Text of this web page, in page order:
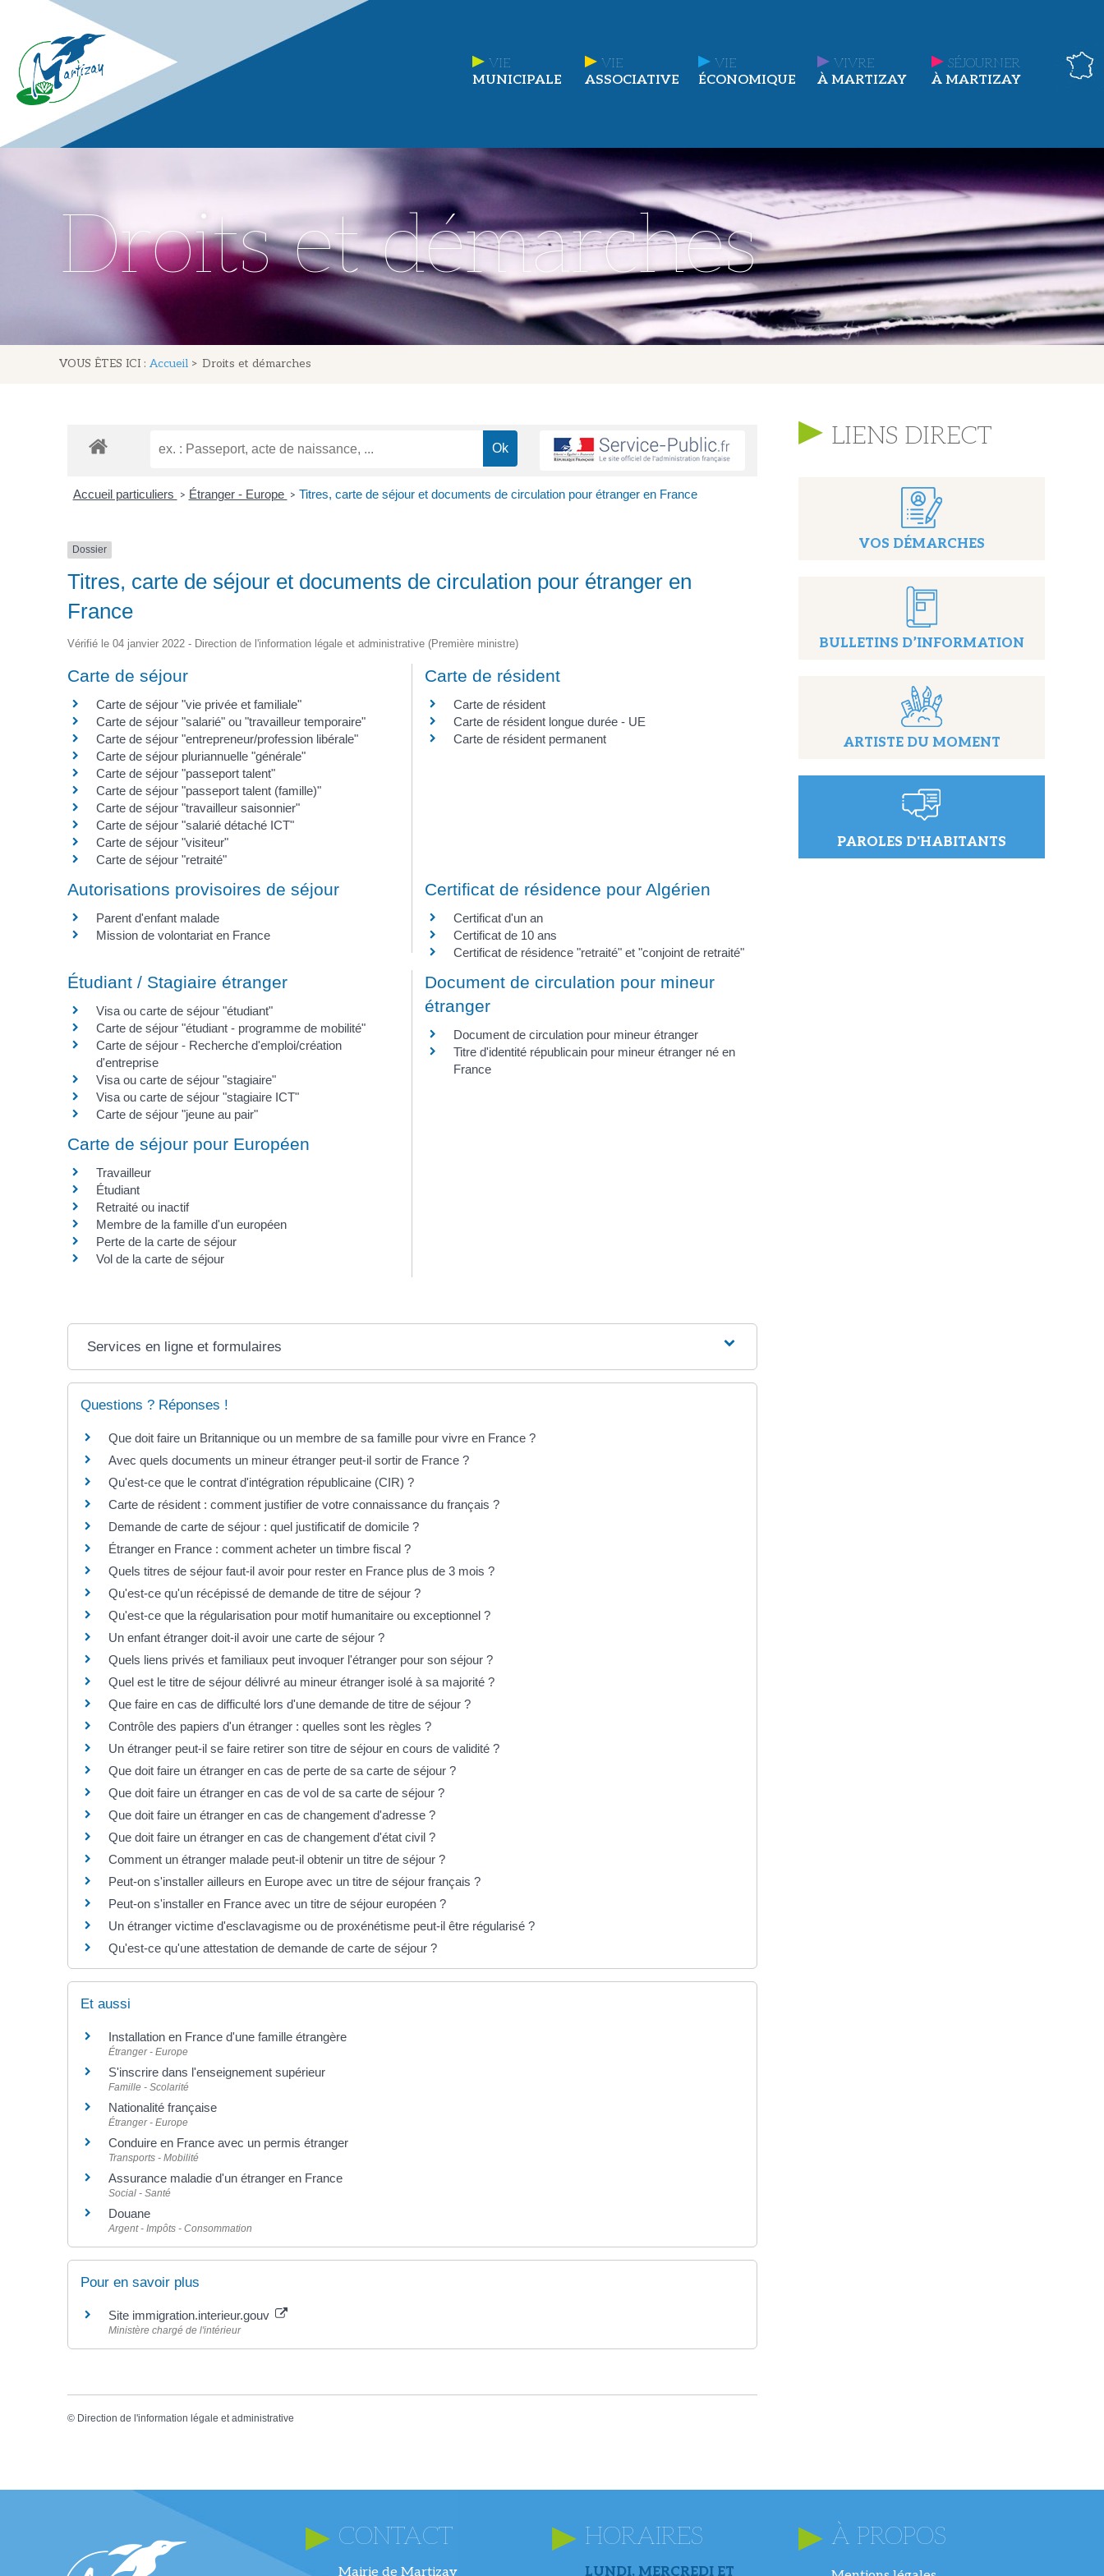
VIE
MUNICIPALE
VIE
ASSOCIATIVE
VIE
ÉCONOMIQUE
VIVRE
À MARTIZAY
SÉJOURNER
À MARTIZAY
Droits et démarches
VOUS ÊTES ICI : Accueil > Droits et démarches
Accueil particuliers > Étranger - Europe > Titres, carte de séjour et documents de circulation pour étranger en France
Dossier
Titres, carte de séjour et documents de circulation pour étranger en
France
Vérifié le 04 janvier 2022 - Direction de l'information légale et administrative (Première ministre)
Carte de séjour
Carte de séjour "vie privée et familiale"
Carte de séjour "salarié" ou "travailleur temporaire"
Carte de séjour "entrepreneur/profession libérale"
Carte de séjour pluriannuelle "générale"
Carte de séjour "passeport talent"
Carte de séjour "passeport talent (famille)"
Carte de séjour "travailleur saisonnier"
Carte de séjour "salarié détaché ICT"
Carte de séjour "visiteur"
Carte de séjour "retraité"
Carte de résident
Carte de résident
Carte de résident longue durée - UE
Carte de résident permanent
Autorisations provisoires de séjour
Parent d'enfant malade
Mission de volontariat en France
Certificat de résidence pour Algérien
Certificat d'un an
Certificat de 10 ans
Certificat de résidence "retraité" et "conjoint de retraité"
Étudiant / Stagiaire étranger
Visa ou carte de séjour "étudiant"
Carte de séjour "étudiant - programme de mobilité"
Carte de séjour - Recherche d'emploi/création
d'entreprise
Visa ou carte de séjour "stagiaire"
Visa ou carte de séjour "stagiaire ICT"
Carte de séjour "jeune au pair"
Document de circulation pour mineur
étranger
Document de circulation pour mineur étranger
Titre d'identité républicain pour mineur étranger né en
France
Carte de séjour pour Européen
Travailleur
Étudiant
Retraité ou inactif
Membre de la famille d'un européen
Perte de la carte de séjour
Vol de la carte de séjour
Services en ligne et formulaires
Questions ? Réponses !
Que doit faire un Britannique ou un membre de sa famille pour vivre en France ?
Avec quels documents un mineur étranger peut-il sortir de France ?
Qu'est-ce que le contrat d'intégration républicaine (CIR) ?
Carte de résident : comment justifier de votre connaissance du français ?
Demande de carte de séjour : quel justificatif de domicile ?
Étranger en France : comment acheter un timbre fiscal ?
Quels titres de séjour faut-il avoir pour rester en France plus de 3 mois ?
Qu'est-ce qu'un récépissé de demande de titre de séjour ?
Qu'est-ce que la régularisation pour motif humanitaire ou exceptionnel ?
Un enfant étranger doit-il avoir une carte de séjour ?
Quels liens privés et familiaux peut invoquer l'étranger pour son séjour ?
Quel est le titre de séjour délivré au mineur étranger isolé à sa majorité ?
Que faire en cas de difficulté lors d'une demande de titre de séjour ?
Contrôle des papiers d'un étranger : quelles sont les règles ?
Un étranger peut-il se faire retirer son titre de séjour en cours de validité ?
Que doit faire un étranger en cas de perte de sa carte de séjour ?
Que doit faire un étranger en cas de vol de sa carte de séjour ?
Que doit faire un étranger en cas de changement d'adresse ?
Que doit faire un étranger en cas de changement d'état civil ?
Comment un étranger malade peut-il obtenir un titre de séjour ?
Peut-on s'installer ailleurs en Europe avec un titre de séjour français ?
Peut-on s'installer en France avec un titre de séjour européen ?
Un étranger victime d'esclavagisme ou de proxénétisme peut-il être régularisé ?
Qu'est-ce qu'une attestation de demande de carte de séjour ?
Et aussi
Installation en France d'une famille étrangère
Étranger - Europe
S'inscrire dans l'enseignement supérieur
Famille - Scolarité
Nationalité française
Étranger - Europe
Conduire en France avec un permis étranger
Transports - Mobilité
Assurance maladie d'un étranger en France
Social - Santé
Douane
Argent - Impôts - Consommation
Pour en savoir plus
Site immigration.interieur.gouv
Ministère chargé de l'intérieur
© Direction de l'information légale et administrative
LIENS DIRECT
VOS DÉMARCHES
BULLETINS D’INFORMATION
ARTISTE DU MOMENT
PAROLES D'HABITANTS
CONTACT
Mairie de Martizay
HORAIRES
LUNDI, MERCREDI ET
À PROPOS